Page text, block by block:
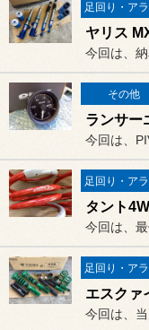
ヤリス
その他